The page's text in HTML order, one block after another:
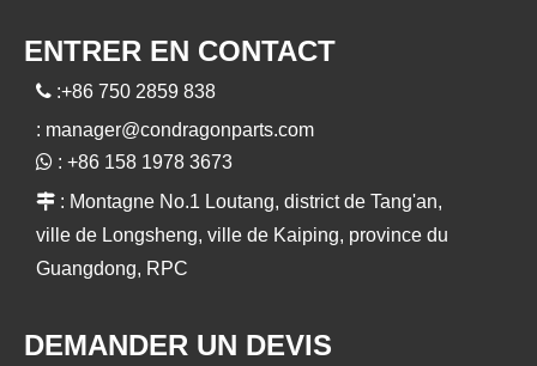
ENTRER EN CONTACT
 :+86 750 2859 838
: manager@condragonparts.com
 : +86 158 1978 3673
 : Montagne No.1 Loutang, district de Tang'an,
ville de Longsheng, ville de Kaiping, province du
Guangdong, RPC
DEMANDER UN DEVIS